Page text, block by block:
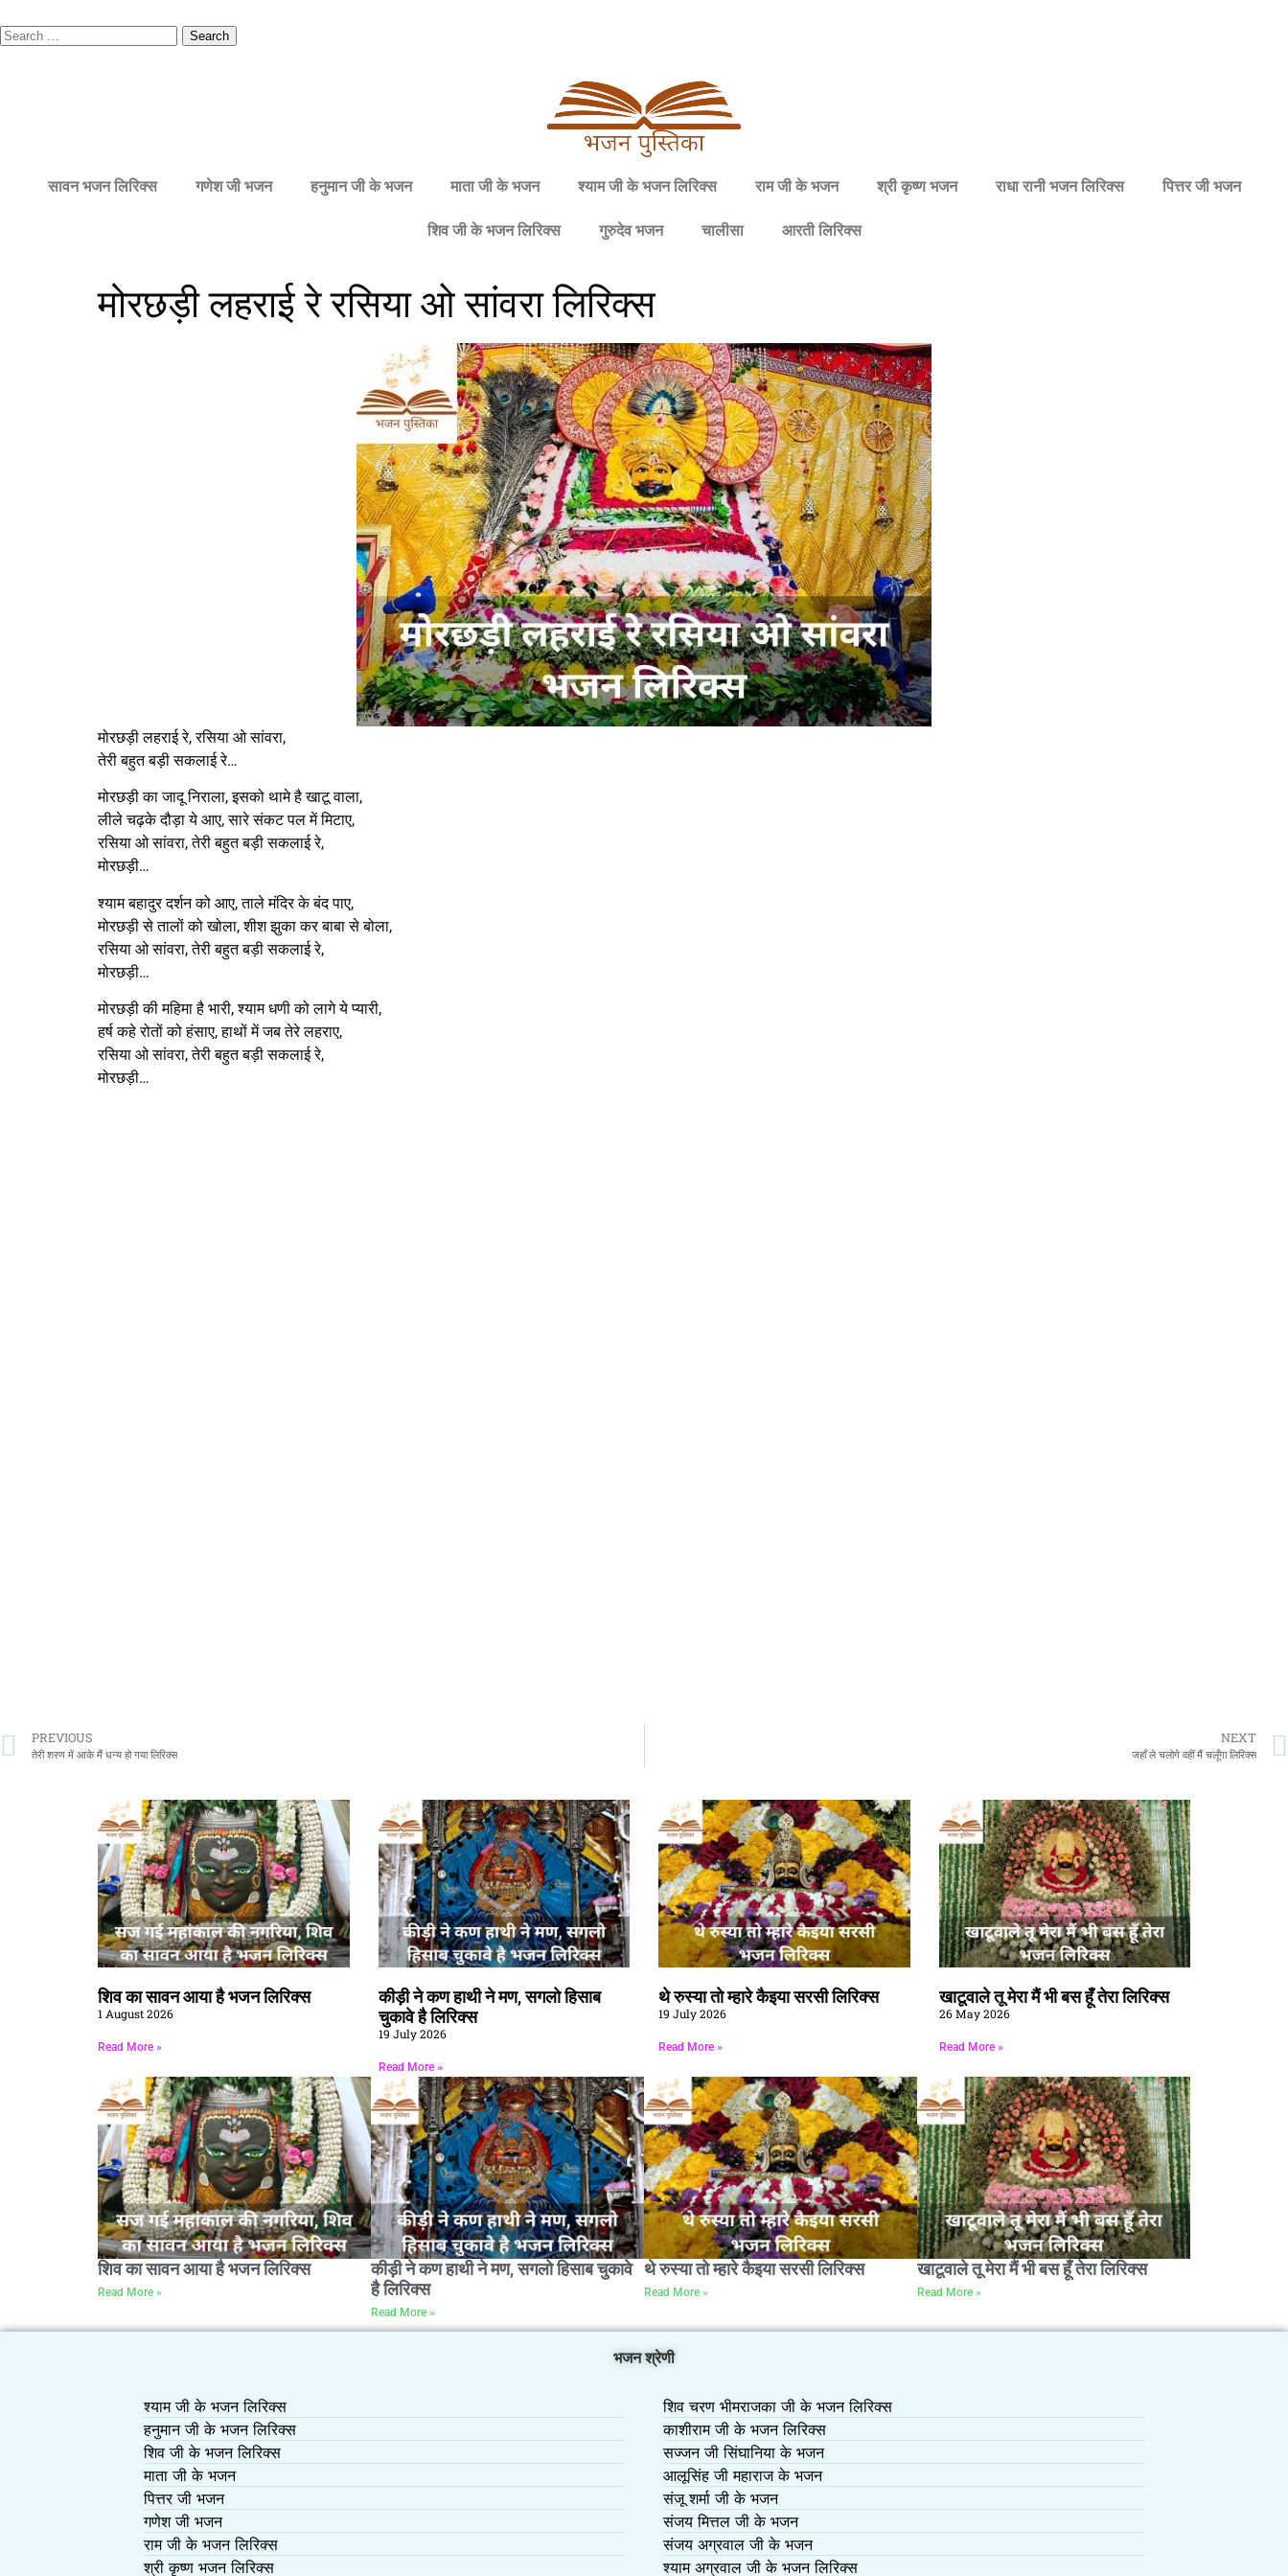
सावन भजन लिरिक्स गणेश जी भजन हनुमान जी के भजन माता जी के भजन श्याम जी के भजन लिरिक्स राम जी के भजन श्री कृष्ण भजन राधा रानी भजन लिरिक्स पित्तर जी भजन
शिव जी के भजन लिरिक्स गुरुदेव भजन चालीसा आरती लिरिक्स
मोरछड़ी लहराई रे रसिया ओ सांवरा लिरिक्स
मोरछड़ी लहराई रे, रसिया ओ सांवरा,
तेरी बहुत बड़ी सकलाई रे…
मोरछड़ी का जादू निराला, इसको थामे है खाटू वाला,
लीले चढ़के दौड़ा ये आए, सारे संकट पल में मिटाए,
रसिया ओ सांवरा, तेरी बहुत बड़ी सकलाई रे,
मोरछड़ी…
श्याम बहादुर दर्शन को आए, ताले मंदिर के बंद पाए,
मोरछड़ी से तालों को खोला, शीश झुका कर बाबा से बोला,
रसिया ओ सांवरा, तेरी बहुत बड़ी सकलाई रे,
मोरछड़ी…
मोरछड़ी की महिमा है भारी, श्याम धणी को लागे ये प्यारी,
हर्ष कहे रोतों को हंसाए, हाथों में जब तेरे लहराए,
रसिया ओ सांवरा, तेरी बहुत बड़ी सकलाई रे,
मोरछड़ी…
PREVIOUS
तेरी शरण में आके मैं धन्य हो गया लिरिक्स
NEXT
जहाँ ले चलोगे वहीं मैं चलूँगा लिरिक्स
शिव का सावन आया है भजन लिरिक्स
1 August 2026
Read More »
कीड़ी ने कण हाथी ने मण, सगलो हिसाब
चुकावे है लिरिक्स
19 July 2026
Read More »
थे रुस्या तो म्हारे कैइया सरसी लिरिक्स
19 July 2026
Read More »
खाटूवाले तू मेरा मैं भी बस हूँ तेरा लिरिक्स
26 May 2026
Read More »
शिव का सावन आया है भजन लिरिक्स
Read More »
कीड़ी ने कण हाथी ने मण, सगलो हिसाब चुकावे
है लिरिक्स
Read More »
थे रुस्या तो म्हारे कैइया सरसी लिरिक्स
Read More »
खाटूवाले तू मेरा मैं भी बस हूँ तेरा लिरिक्स
Read More »
भजन श्रेणी
श्याम जी के भजन लिरिक्स
हनुमान जी के भजन लिरिक्स
शिव जी के भजन लिरिक्स
माता जी के भजन
पित्तर जी भजन
गणेश जी भजन
राम जी के भजन लिरिक्स
श्री कृष्ण भजन लिरिक्स
शिव चरण भीमराजका जी के भजन लिरिक्स
काशीराम जी के भजन लिरिक्स
सज्जन जी सिंघानिया के भजन
आलूसिंह जी महाराज के भजन
संजू शर्मा जी के भजन
संजय मित्तल जी के भजन
संजय अग्रवाल जी के भजन
श्याम अग्रवाल जी के भजन लिरिक्स